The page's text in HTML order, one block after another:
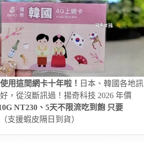
用這間網卡十年啦！ 日本、韓國各地訊
，從沒斷訊過！揚奇科技 2026 年價
NT230、5天不限流吃到飽 只要
（支援蝦皮隔日到貨）